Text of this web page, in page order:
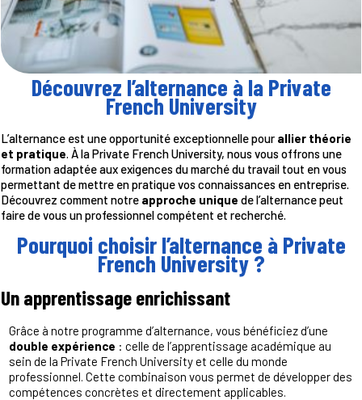
Découvrez l’alternance à la Private
French University
L’alternance est une opportunité exceptionnelle pour allier théorie
et pratique. À la Private French University, nous vous offrons une
formation adaptée aux exigences du marché du travail tout en vous
permettant de mettre en pratique vos connaissances en entreprise.
Découvrez comment notre approche unique de l’alternance peut
faire de vous un professionnel compétent et recherché.
Pourquoi choisir l’alternance à Private
French University ?
Un apprentissage enrichissant
Grâce à notre programme d’alternance, vous bénéficiez d’une
double expérience : celle de l’apprentissage académique au
sein de la Private French University et celle du monde
professionnel. Cette combinaison vous permet de développer des
compétences concrètes et directement applicables.